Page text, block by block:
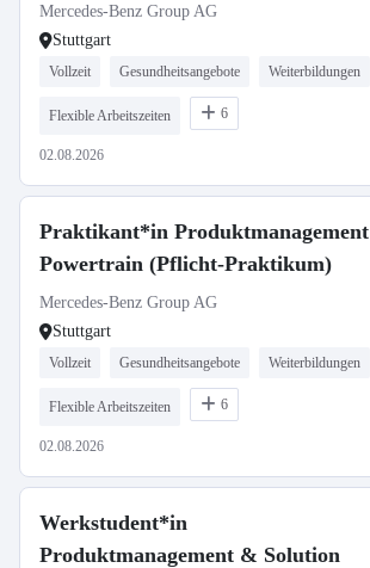
Mercedes-Benz Group AG
Stuttgart
Vollzeit Gesundheitsangebote Weiterbildungen
Flexible Arbeitszeiten 6
02.08.2026
Praktikant*in Produktmanagement
Powertrain (Pflicht-Praktikum)
Mercedes-Benz Group AG
Stuttgart
Vollzeit Gesundheitsangebote Weiterbildungen
Flexible Arbeitszeiten 6
02.08.2026
Werkstudent*in
Produktmanagement & Solution